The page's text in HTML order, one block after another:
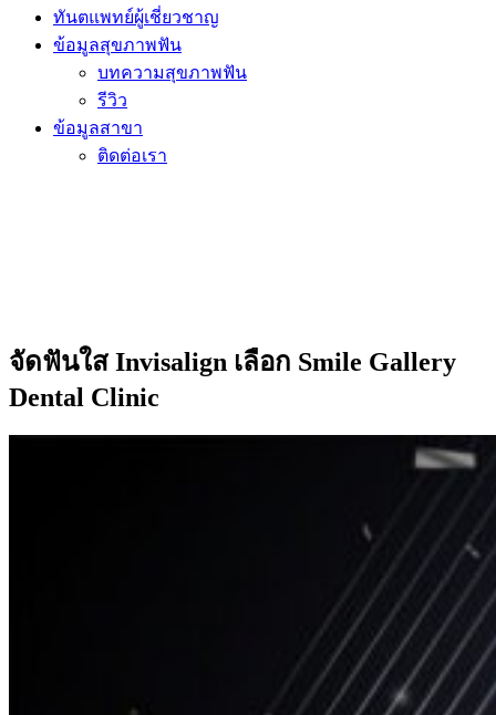
ทันตแพทย์ผู้เชี่ยวชาญ
ข้อมูลสุขภาพฟัน
บทความสุขภาพฟัน
รีวิว
ข้อมูลสาขา
ติดต่อเรา
จัดฟันใส Invisalign เลือก Smile Gallery
Dental Clinic